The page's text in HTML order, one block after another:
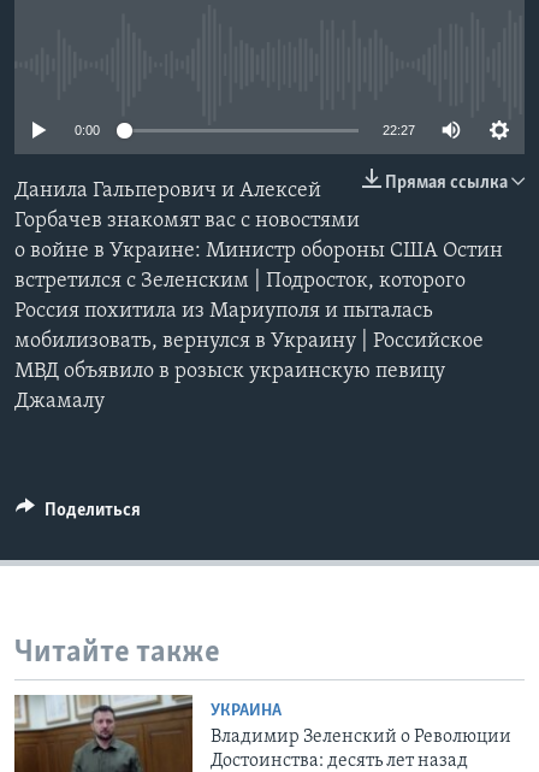
Языки
0:00 22:27
Прямая ссылка
Данила Гальперович и Алексей
Горбачев знакомят вас с новостями
о войне в Украине: Министр обороны США Остин
встретился с Зеленским | Подросток, которого
Россия похитила из Мариуполя и пыталась
мобилизовать, вернулся в Украину | Российское
МВД объявило в розыск украинскую певицу
Джамалу
Поделиться
Читайте также
УКРАИНА
Владимир Зеленский о Революции
Достоинства: десять лет назад